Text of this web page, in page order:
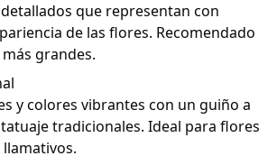
que representan con
de las flores. Recomendado
grandes.
y colores vibrantes con un guiño a
tradicionales. Ideal para flores